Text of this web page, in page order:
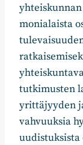
monialaista
tutkimusten
yrittäjyyden
vahvuuksia